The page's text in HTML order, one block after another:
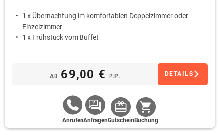
1 x Übernachtung im komfortablen Doppelzimmer oder
Einzelzimmer
1 x Frühstück vom Buffet
AB 69,00 € P.P. DETAILS
AnrufenAnfragenGutschein Buchung